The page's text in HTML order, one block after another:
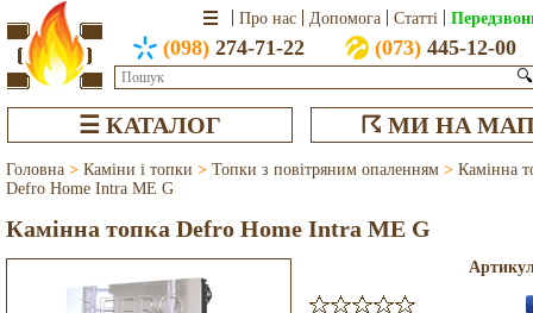
Про нас Допомога Статті
(098) 274-71-22 (073)445-12-00
🔍
☰ КАТАЛОГ ☈ МИ НА
Головна > Каміни і топки > Топки з повітряним опаленням > Камінна
Defro Home Intra ME G
Камінна топка Defro Home Intra ME G